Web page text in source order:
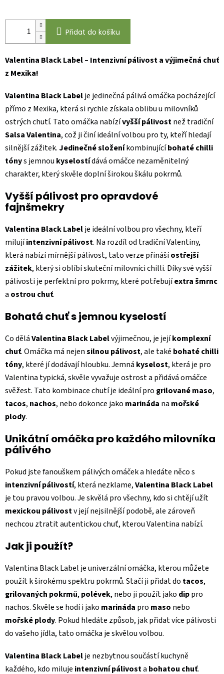
Přidat do košíku
Valentina Black Label – Intenzivní pálivost a výjimečná chuť
z Mexika!
Valentina Black Labelje jedinečná pálivá omáčka pocházející
přímo z Mexika, která si rychle získala oblibu u milovníků
ostrých chutí. Tato omáčka nabízívyšší pálivostnež tradiční
Salsa Valentina, což ji činí ideální volbou pro ty, kteří hledají
silnější zážitek.Jedinečné složeníkombinujícíbohaté chilli
tónys jemnou kyselostídává omáčce nezaměnitelný
charakter, který skvěle doplní širokou škálu pokrmů.
Vyšší pálivost pro opravdové
fajnšmekry
Valentina Black Labelje ideální volbou pro všechny, kteří
milujíintenzivní pálivost. Na rozdíl od tradiční Valentiny,
která nabízí mírnější pálivost, tato verze přinášíostřejší
zážitek, který si oblíbí skuteční milovníci chilli. Díky své vyšší
pálivosti je perfektní pro pokrmy, které potřebujíextra šmrnc
a ostrou chuť.
Bohatá chuť s jemnou kyselostí
Co děláValentina Black Labelvýjimečnou, je jejíkomplexní
chuť. Omáčka má nejensilnou pálivost, ale také bohaté chilli
tóny, které jí dodávají hloubku. Jemná kyselost, která je pro
Valentina typická, skvěle vyvažuje ostrost a přidává omáčce
svěžest. Tato kombinace chutí je ideální pro grilované maso,
tacos, nachos, nebo dokonce jako marináda na mořské
plody.
Unikátní omáčka pro každého milovníka
pálivého
Pokud jste fanouškem pálivých omáček a hledáte něco s
intenzivní pálivostí, která nezklame,Valentina Black Label
je tou pravou volbou. Je skvělá pro všechny, kdo si chtějí užít
mexickou pálivostv její nejsilnější podobě, ale zároveň
nechcou ztratit autentickou chuť, kterou Valentina nabízí.
Jak ji použít?
Valentina Black Label je univerzální omáčka, kterou můžete
použít k širokému spektru pokrmů. Stačí ji přidat do tacos,
grilovaných pokrmů, polévek, nebo ji použít jako dippro
nachos. Skvěle se hodí i jako marináda pro maso nebo
mořské plody. Pokud hledáte způsob, jak přidat více pálivosti
do vašeho jídla, tato omáčka je skvělou volbou.
Valentina Black Labelje nezbytnou součástí kuchyně
každého, kdo miluje intenzivní pálivosta bohatou chuť.